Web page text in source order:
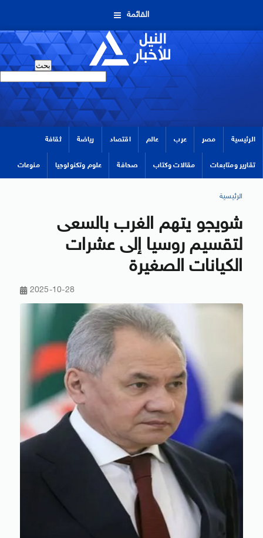
القائمة
الرئيسية مصر عرب عالم اقتصاد رياضة ثقافة
تقارير ومتابعات مقالات وكتاب صحافة علوم وتكنولوجيا منوعات
الرئيسية
شويجو يتهم الغرب بالسعى
لتقسيم روسيا إلى عشرات
الكيانات الصغيرة
2025-10-28